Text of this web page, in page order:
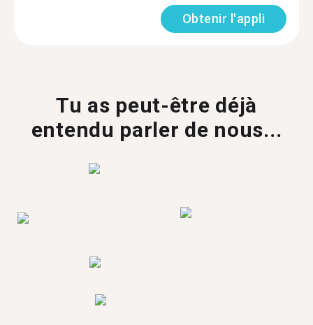
Obtenir l'appli
Tu as peut-être déjà
entendu parler de nous...